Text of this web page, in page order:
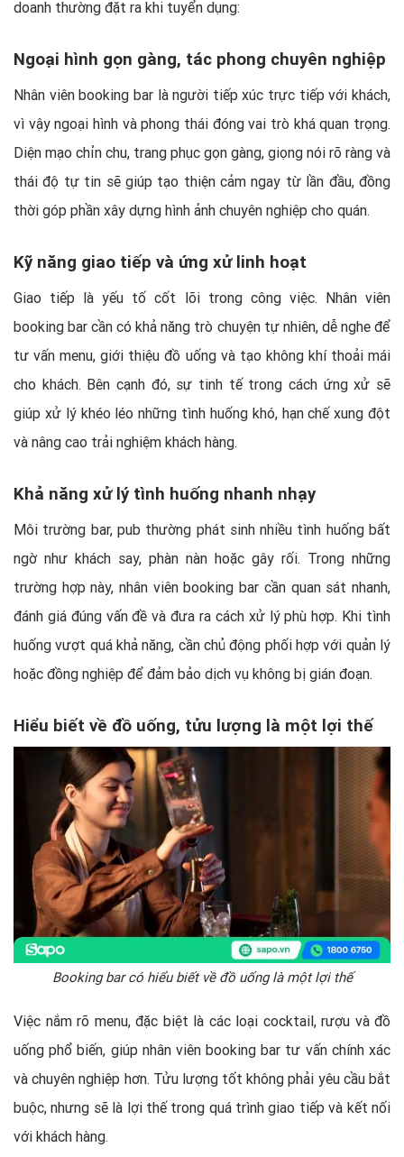
doanh thường đặt ra khi tuyển dụng:
Ngoại hình gọn gàng, tác phong chuyên nghiệp
Nhân viên booking bar là người tiếp xúc trực tiếp với khách,
vì vậy ngoại hình và phong thái đóng vai trò khá quan trọng.
Diện mạo chỉn chu, trang phục gọn gàng, giọng nói rõ ràng và
thái độ tự tin sẽ giúp tạo thiện cảm ngay từ lần đầu, đồng
thời góp phần xây dựng hình ảnh chuyên nghiệp cho quán.
Kỹ năng giao tiếp và ứng xử linh hoạt
Giao tiếp là yếu tố cốt lõi trong công việc. Nhân viên
booking bar cần có khả năng trò chuyện tự nhiên, dễ nghe để
tư vấn menu, giới thiệu đồ uống và tạo không khí thoải mái
cho khách. Bên cạnh đó, sự tinh tế trong cách ứng xử sẽ
giúp xử lý khéo léo những tình huống khó, hạn chế xung đột
và nâng cao trải nghiệm khách hàng.
Khả năng xử lý tình huống nhanh nhạy
Môi trường bar, pub thường phát sinh nhiều tình huống bất
ngờ như khách say, phàn nàn hoặc gây rối. Trong những
trường hợp này, nhân viên booking bar cần quan sát nhanh,
đánh giá đúng vấn đề và đưa ra cách xử lý phù hợp. Khi tình
huống vượt quá khả năng, cần chủ động phối hợp với quản lý
hoặc đồng nghiệp để đảm bảo dịch vụ không bị gián đoạn.
Hiểu biết về đồ uống, tửu lượng là một lợi thế
Booking bar có hiểu biết về đồ uống là một lợi thế
Việc nắm rõ menu, đặc biệt là các loại cocktail, rượu và đồ
uống phổ biến, giúp nhân viên booking bar tư vấn chính xác
và chuyên nghiệp hơn. Tửu lượng tốt không phải yêu cầu bắt
buộc, nhưng sẽ là lợi thế trong quá trình giao tiếp và kết nối
với khách hàng.